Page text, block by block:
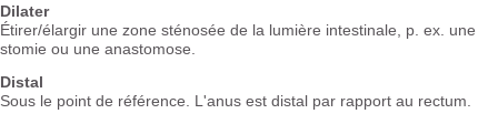
Dilater
Étirer/élargir une zone sténosée de la lumière intestinale, p. ex. une
stomie ou une anastomose.
Distal
Sous le point de référence. L'anus est distal par rapport au rectum.